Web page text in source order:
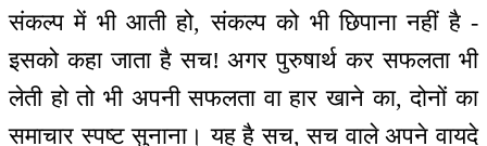
संकल्प में भी आती हो, संकल्प को भी छिपाना नहीं है -
इसको कहा जाता है सच! अगर पुरुषार्थ कर सफलता भी
लेती हो तो भी अपनी सफलता वा हार खाने का, दोनों का
समाचार स्पष्ट सुनाना। यह है सच, सच वाले अपने वायदे